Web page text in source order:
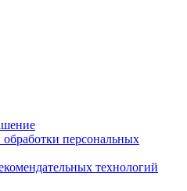
персональных
технологий